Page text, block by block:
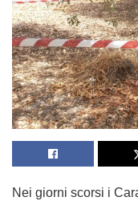
Nei giorni scorsi i